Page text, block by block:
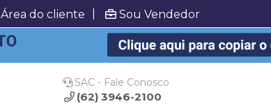
Área do cliente Sou Vendedor
SAC - Fale Conosco
(62) 3946-2100